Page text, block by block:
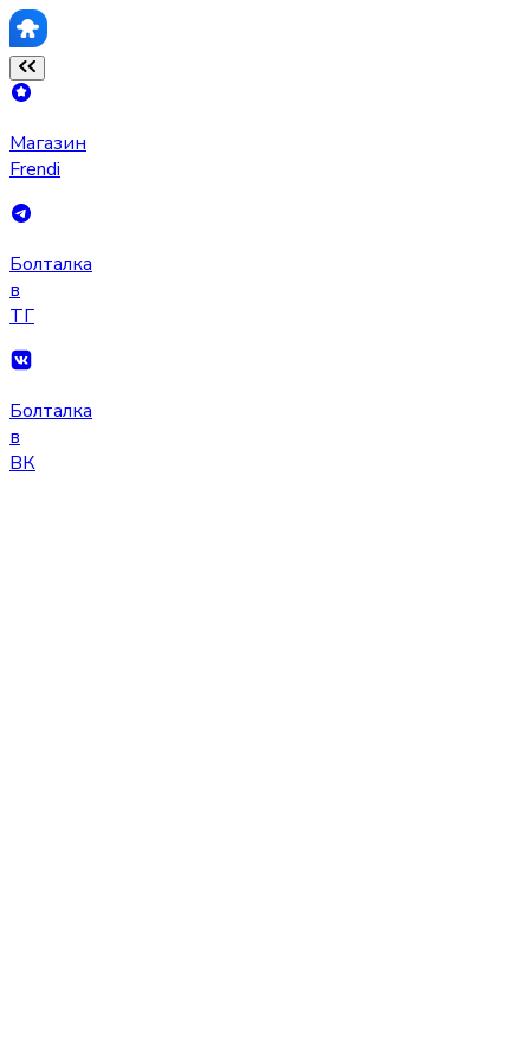
Магазин
Frendi
Болталка
в
ТГ
Болталка
в
ВК